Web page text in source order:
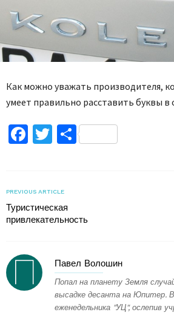
Как можно уважать производителя,
умеет правильно расставить буквы в
Facebook
TwitterПоділитися
PREVIOUS ARTICLE
Туристическая
привлекательность
Павел Волошин
Попал на планету Земля
высадке десанта на Юпитер.
еженедельника "УЦ", ослепив